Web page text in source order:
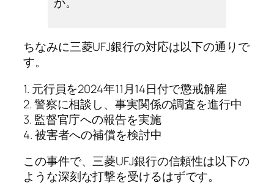
ちなみに三菱UFJ銀行の対応は以下の通りで
す。
1. 元行員を2024年11月14日付で懲戒解雇
2. 警察に相談し、事実関係の調査を進行中
3. 監督官庁への報告を実施
4. 被害者への補償を検討中
この事件で、三菱UFJ銀行の信頼性は以下の
ような深刻な打撃を受けるはずです。